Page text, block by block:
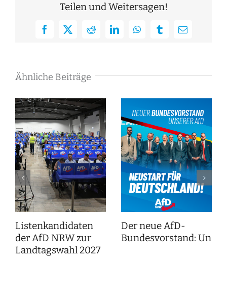
Teilen und Weitersagen!
Facebook
X RedditLinkedInWhatsAppTumblrE-
Ähnliche Beiträge
Listenkandidaten
der AfD NRW zur
Landtagswahl 2027
Der neue AfD-
Bundesvorstand: